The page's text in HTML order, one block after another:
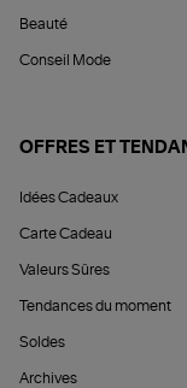
Beauté
Conseil Mode
OFFRES ET
Idées Cadeaux
Carte Cadeau
Valeurs Sûres
Tendances du moment
Soldes
Archives